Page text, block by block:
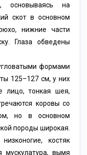
основываясь на
скот в основном
нижние части
Глаза обведены
формами
125–127 см, у них
лицо, тонкая шея,
коровы со
но в основном
породы широкая.
костяк
мускулатура, вымя